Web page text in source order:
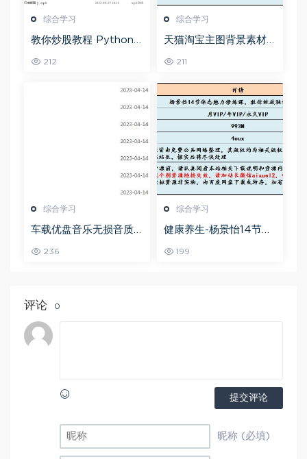
综合学习
教你炒股教程 Python
网盘资源打包下载
212
综合学习
天猫淘宝主图背景素材
源打包下载
211
综合学习
车载优盘音乐无损音质
网盘打包下载
236
综合学习
健康养生-杨景怡14节体
现东方美,百度网盘资源
199
评论 0
提交评论
昵称 (必填)